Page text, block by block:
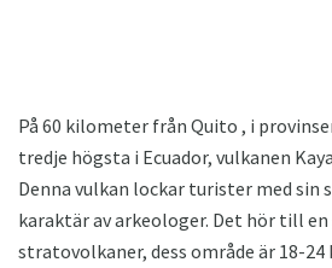
På 60 kilometer från Quito , i
tredje högsta i Ecuador, vulkanen
Denna vulkan lockar turister med sin
karaktär av arkeologer. Det hör till
stratovolkaner, dess område är 18-24